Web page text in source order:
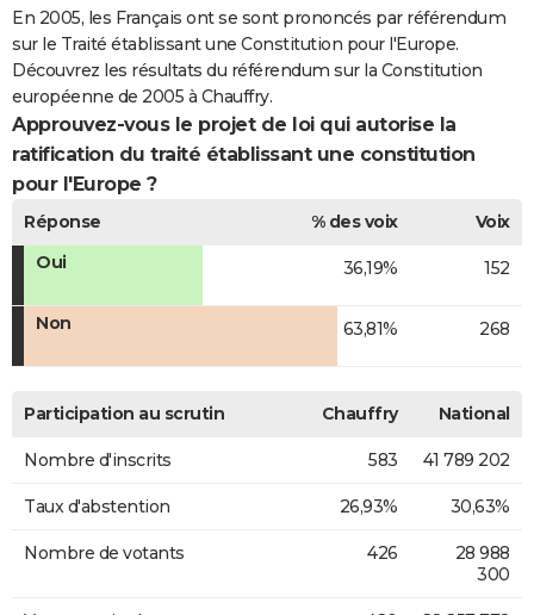
S'inscrire
Se connecter
Lycées
Collèges
Primaires
Universités
Entreprises
Service militaire
Avis de recherche
AVIS DE DÉCÈS
FORUM
Bricolage
Lifestyle
Culture
Sport
Auto
Television
Voyage
Cinema
En 2005, les Français ont se sont prononcés par référendum
sur le Traité établissant une Constitution pour l'Europe.
Découvrez les résultats du référendum sur la Constitution
européenne de 2005 à Chauffry.
Approuvez-vous le projet de loi qui autorise la
ratification du traité établissant une constitution
pour l'Europe ?
Réponse % des voix
Voix
Oui
36,19% 152
Non 63,81% 268
Participation au scrutin Chauffry National
Nombre d'inscrits 583 41 789 202
Taux d'abstention 26,93% 30,63%
Nombre de votants 426
28 988
300